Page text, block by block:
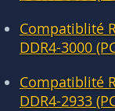
Compatiblité
DDR4-3000
Compatiblité
DDR4-2933